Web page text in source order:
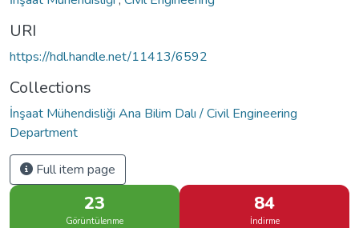
URI
https://hdl.handle.net/11413/6592
Collections
İnşaat Mühendisliği Ana Bilim Dalı / Civil Engineering
Department
Full item page
23
Görüntülenme
84
İndirme